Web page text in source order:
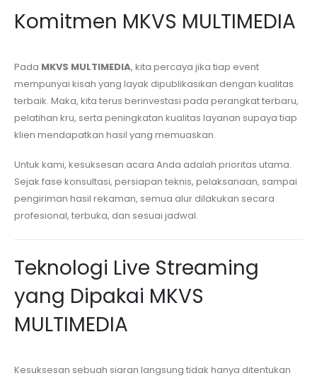
Komitmen MKVS MULTIMEDIA
Pada MKVS MULTIMEDIA, kita percaya jika tiap event
mempunyai kisah yang layak dipublikasikan dengan kualitas
terbaik. Maka, kita terus berinvestasi pada perangkat terbaru,
pelatihan kru, serta peningkatan kualitas layanan supaya tiap
klien mendapatkan hasil yang memuaskan.
Untuk kami, kesuksesan acara Anda adalah prioritas utama.
Sejak fase konsultasi, persiapan teknis, pelaksanaan, sampai
pengiriman hasil rekaman, semua alur dilakukan secara
profesional, terbuka, dan sesuai jadwal.
Teknologi Live Streaming
yang Dipakai MKVS
MULTIMEDIA
Kesuksesan sebuah siaran langsung tidak hanya ditentukan